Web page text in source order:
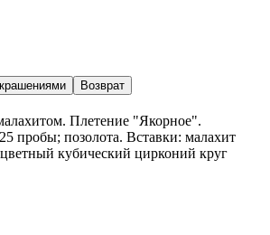
Возврат
Плетение "Якорное".
пробы; позолота. Вставки: малахит
кубический цирконий круг